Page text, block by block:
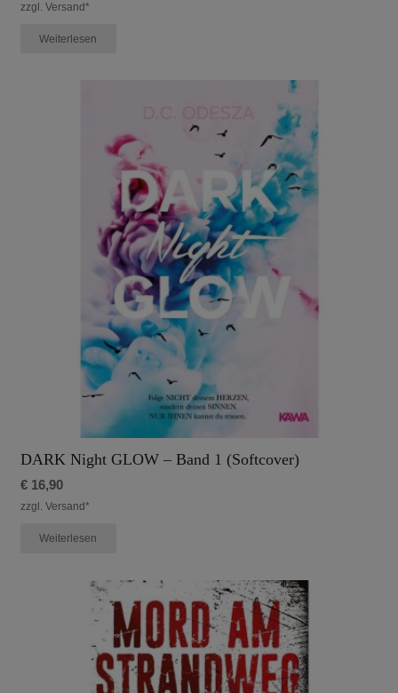
zzgl. Versand*
Weiterlesen
DARK Night GLOW – Band 1 (Softcover)
€16,90
zzgl. Versand*
Weiterlesen